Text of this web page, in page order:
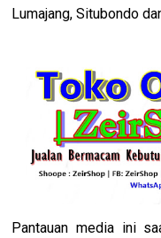
Lumajang, Situbondo
Pantauan media ini